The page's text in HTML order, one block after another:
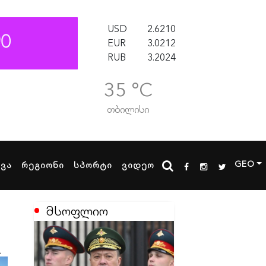
USD
2.6210
EUR
3.0212
RUB
3.2024
35 °C
თბილისი
რეგიონი სპორტი ვიდეო GEO
მსოფლიო